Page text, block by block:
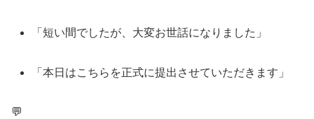
「短い間でしたが、大変お世話になりました」
「本日はこちらを正式に提出させていただきます」
💬